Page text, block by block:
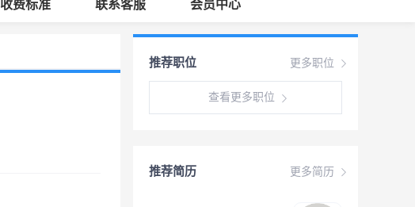
收费标准 联系客服 会员中心
更多职位
推荐职位
查看更多职位
更多简历
推荐简历